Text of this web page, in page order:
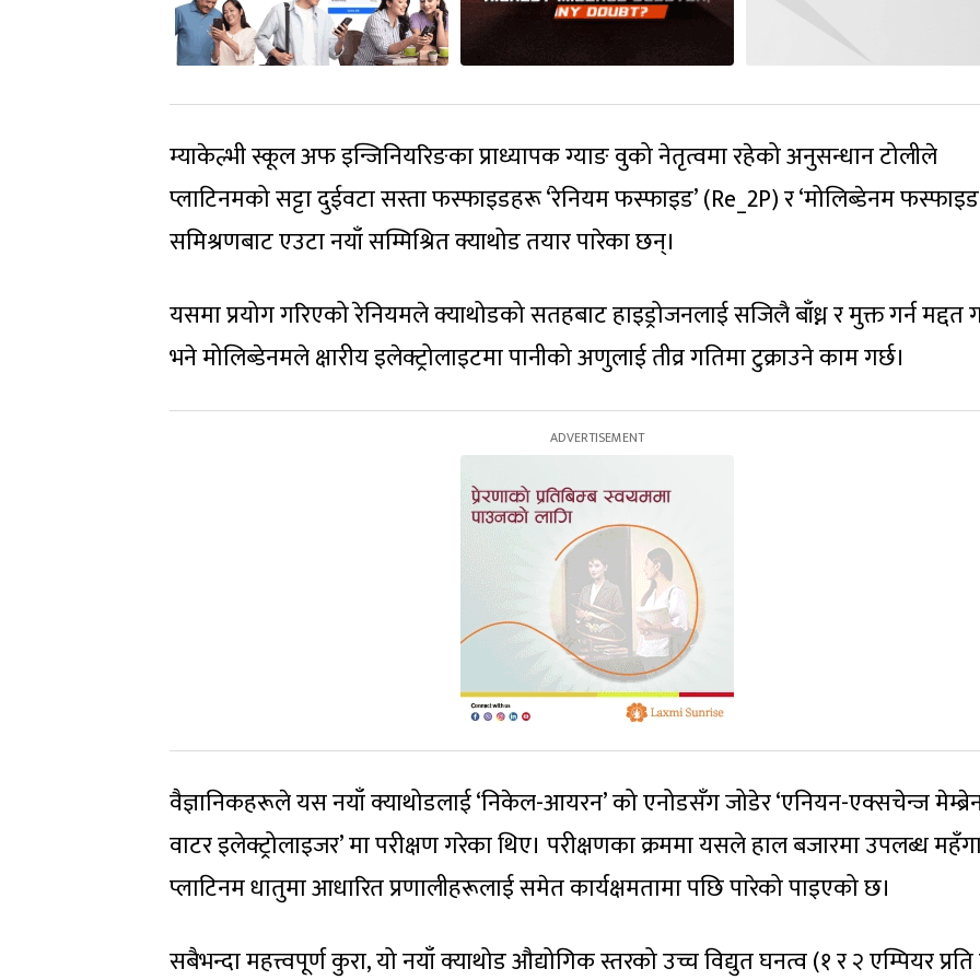
म्याकेल्भी स्कूल अफ इन्जिनियरिङका प्राध्यापक ग्याङ वुको नेतृत्वमा रहेको अनुसन्धान टोलीले
प्लाटिनमको सट्टा दुईवटा सस्ता फस्फाइडहरू ‘रेनियम फस्फाइड’ (Re_2P) र ‘मोलिब्डेनम
समिश्रणबाट एउटा नयाँ सम्मिश्रित क्याथोड तयार पारेका छन्।
यसमा प्रयोग गरिएको रेनियमले क्याथोडको सतहबाट हाइड्रोजनलाई सजिलै बाँध्न र मुक्त गर्न मद्दत
भने मोलिब्डेनमले क्षारीय इलेक्ट्रोलाइटमा पानीको अणुलाई तीव्र गतिमा टुक्राउने काम गर्छ।
वैज्ञानिकहरूले यस नयाँ क्याथोडलाई ‘निकेल-आयरन’ को एनोडसँग जोडेर ‘एनियन-एक्सचेन्ज
वाटर इलेक्ट्रोलाइजर’ मा परीक्षण गरेका थिए। परीक्षणका क्रममा यसले हाल बजारमा उपलब्ध
प्लाटिनम धातुमा आधारित प्रणालीहरूलाई समेत कार्यक्षमतामा पछि पारेको पाइएको छ।
सबैभन्दा महत्त्वपूर्ण कुरा, यो नयाँ क्याथोड औद्योगिक स्तरको उच्च विद्युत घनत्व (१ र २ एम्पियर प्रति